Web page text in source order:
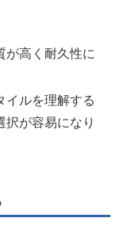
が高く耐久性に
イルを理解する
択が容易になり